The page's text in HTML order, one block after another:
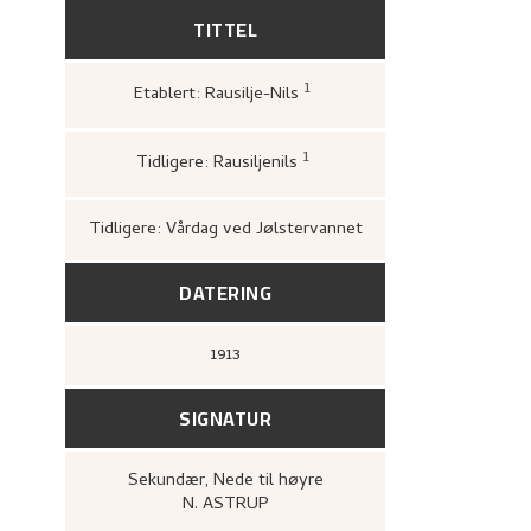
TITTEL
Etablert: Rausilje-Nils 1
Tidligere: Rausiljenils 1
kunstforening, 1928),
Tidligere: Vårdag ved Jølstervannet
DATERING
1913
SIGNATUR
Sekundær, Nede til høyre
N. ASTRUP